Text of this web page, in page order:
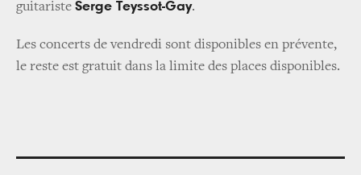
guitariste Serge Teyssot-Gay.
Les concerts de vendredi sont disponibles en prévente,
le reste est gratuit dans la limite des places disponibles.